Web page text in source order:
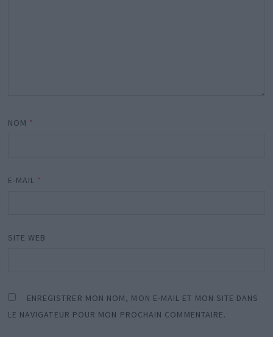
NOM *
E-MAIL *
SITE WEB
ENREGISTRER MON NOM, MON E-MAIL ET MON SITE DANS
LE NAVIGATEUR POUR MON PROCHAIN COMMENTAIRE.